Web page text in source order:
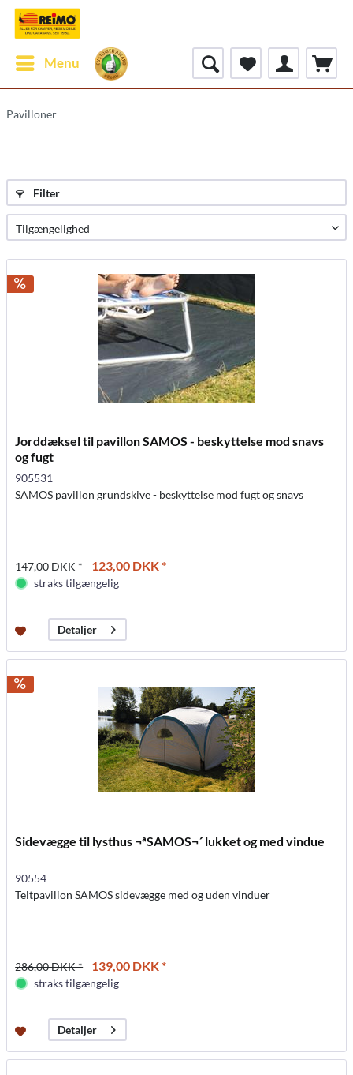
Menu
Pavilloner
Filter
Jorddæksel til pavillon SAMOS - beskyttelse mod snavs
og fugt
905531
SAMOS pavillon grundskive - beskyttelse mod fugt og snavs
147,00 DKK * 123,00 DKK *
straks tilgængelig
Detaljer
Sidevægge til lysthus ¬ªSAMOS¬´ lukket og med vindue
90554
Teltpavilion SAMOS sidevægge med og uden vinduer
286,00 DKK * 139,00 DKK *
straks tilgængelig
Detaljer